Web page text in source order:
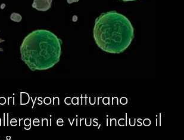
Dyson catturano
e virus, incluso il